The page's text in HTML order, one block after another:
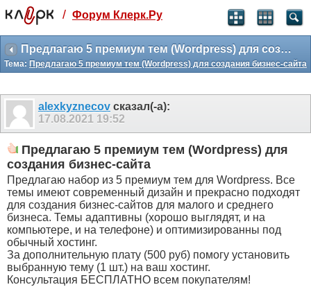
Святые угодники, Клерк без рекламы
прекрасен:)
месяц
3 месяца
259
₽
-10%
499 ₽
-15%
Отмена Оплатить
/ Форум Клерк.Ру
Предлагаю 5 премиум тем (Wordpress) для создания бизнес-сайта
Тема: Предлагаю 5 премиум тем (Wordpress) для создания бизнес-сайта
alexkyznecov сказал(-а):
17.08.2021 19:52
Предлагаю 5 премиум тем (Wordpress) для
создания бизнес-сайта
Предлагаю набор из 5 премиум тем для Wordpress. Все
темы имеют современный дизайн и прекрасно подходят
для создания бизнес-сайтов для малого и среднего
бизнеса. Темы адаптивны (хорошо выглядят, и на
компьютере, и на телефоне) и оптимизированны под
обычный хостинг.
За дополнительную плату (500 руб) помогу установить
выбранную тему (1 шт.) на ваш хостинг.
Консультация БЕСПЛАТНО всем покупателям!